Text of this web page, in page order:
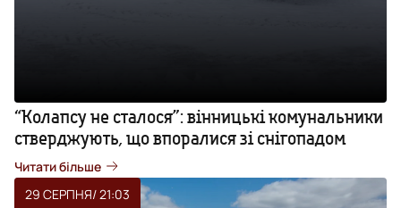
“Колапсу не сталося”: вінницькі комунальники
стверджують, що впоралися зі снігопадом
Читати більше
29 СЕРПНЯ/ 21:03